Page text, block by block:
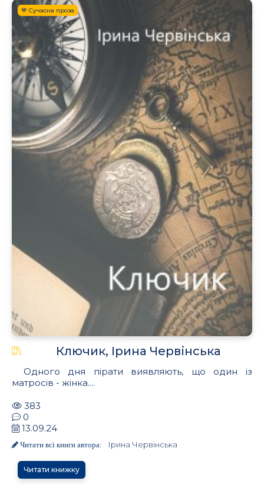
💙 Сучасна проза
Ключик, Ірина Червінська
Одного дня пірати виявляють, що один із
матросів - жінка....
383
0
13.09.24
Читати всі книги автора: Ірина Червінська
Читати книжку